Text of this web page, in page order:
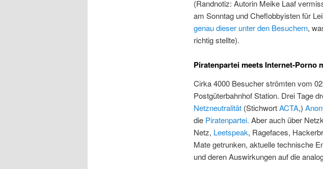
(Randnotiz: Autorin Meike Laaf
am Sonntag und Cheflobbyisten für
genau dieser unter den Besuchern,
richtig stellte).
Piratenpartei meets Internet-Porno
Cirka 4000 Besucher strömten vom
Postgüterbahnhof Station. Drei Tage
Netzneutralität(StichwortACTA,)
die Piratenpartei. Aber auch über
Netz, Leetspeak, Ragefaces,
Mate getrunken, aktuelle technische
und deren Auswirkungen auf die